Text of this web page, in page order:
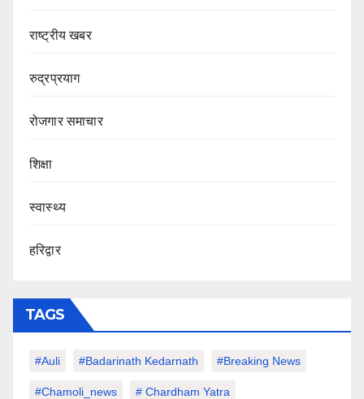
राष्ट्रीय खबर
रुद्रप्रयाग
रोजगार समाचार
शिक्षा
स्वास्थ्य
हरिद्वार
TAGS
#auli #Badarinath Kedarnath #Breaking News
#chamoli_news # Chardham Yatra